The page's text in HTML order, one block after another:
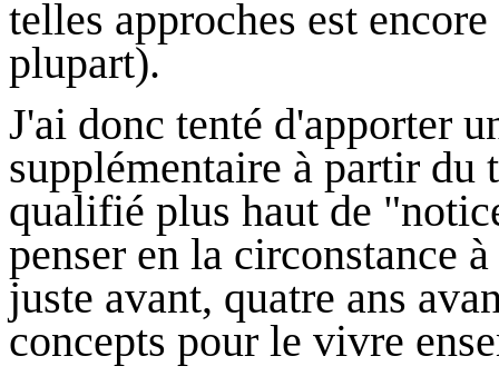
telles approches est
plupart).
J'ai donc tenté d'apporter
supplémentaire à partir
qualifié plus haut de
penser en la circonstance
juste avant, quatre ans
concepts pour le vivre